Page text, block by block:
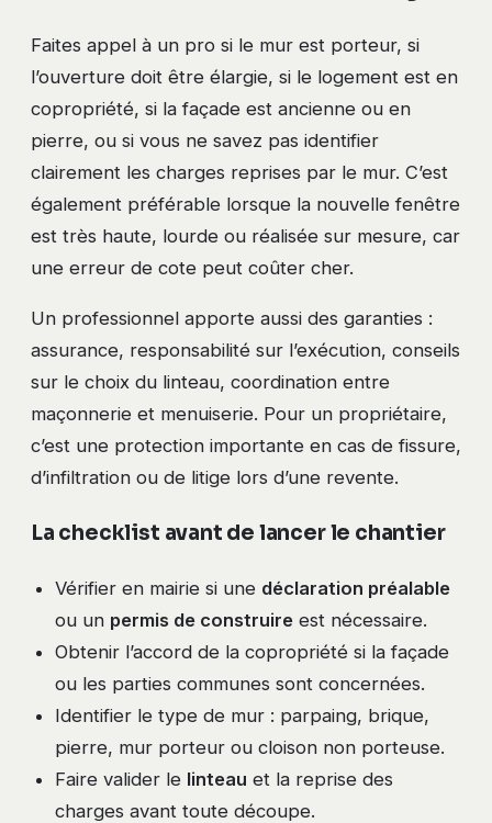
Faites appel à un pro si le mur est porteur, si
l’ouverture doit être élargie, si le logement est en
copropriété, si la façade est ancienne ou en
pierre, ou si vous ne savez pas identifier
clairement les charges reprises par le mur. C’est
également préférable lorsque la nouvelle fenêtre
est très haute, lourde ou réalisée sur mesure, car
une erreur de cote peut coûter cher.
Un professionnel apporte aussi des garanties :
assurance, responsabilité sur l’exécution, conseils
sur le choix du linteau, coordination entre
maçonnerie et menuiserie. Pour un propriétaire,
c’est une protection importante en cas de fissure,
d’infiltration ou de litige lors d’une revente.
La checklist avant de lancer le chantier
Vérifier en mairie si une déclaration préalable
ou un permis de construireest nécessaire.
Obtenir l’accord de la copropriété si la façade
ou les parties communes sont concernées.
Identifier le type de mur : parpaing, brique,
pierre, mur porteur ou cloison non porteuse.
Faire valider le linteau et la reprise des
charges avant toute découpe.